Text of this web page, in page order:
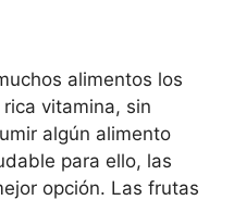
alimentos los
vitamina, sin
algún alimento
para ello, las
opción. Las frutas